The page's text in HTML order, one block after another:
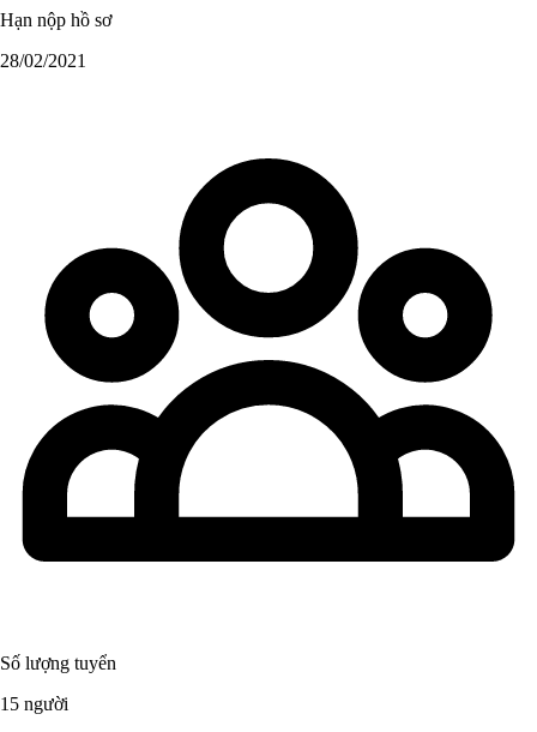
Hạn nộp hồ sơ
28/02/2021
Số lượng tuyển
15 người